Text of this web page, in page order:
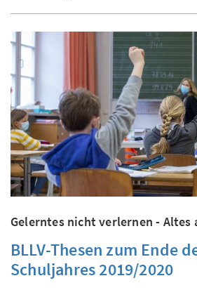
Gelerntes nicht verlernen - Altes
BLLV-Thesen zum Ende
Schuljahres 2019/2020